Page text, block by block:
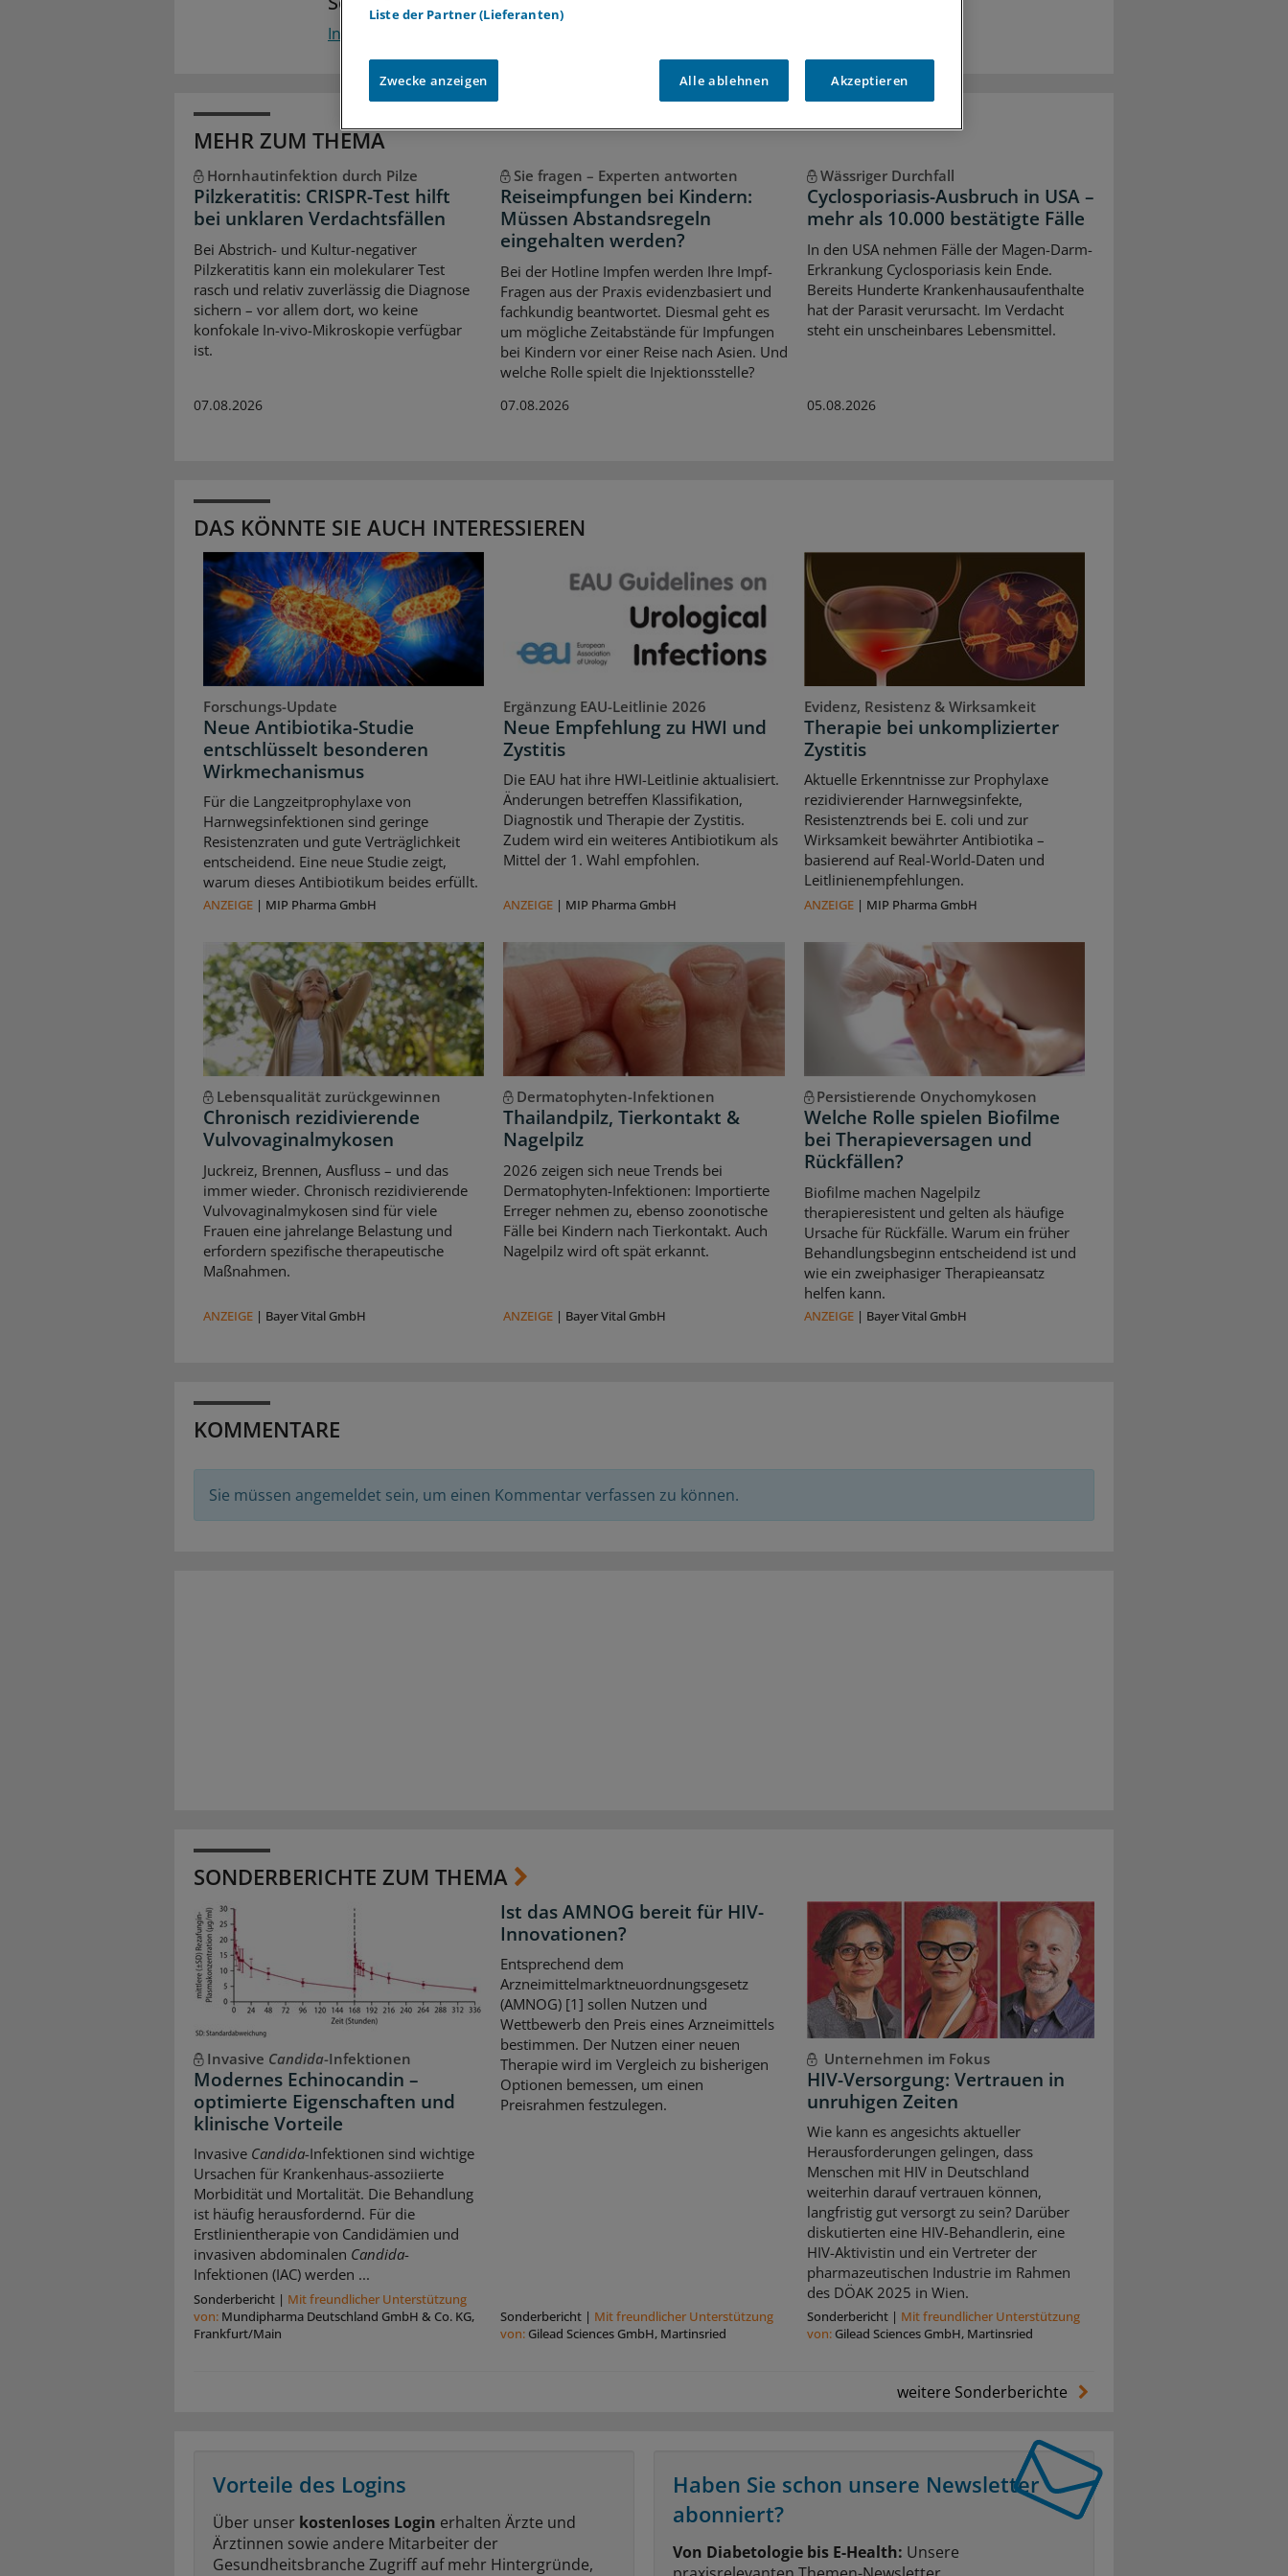
Infektionen
MEHR ZUM THEMA
Hornhautinfektion durch Pilze
Pilzkeratitis: CRISPR-Test hilft
bei unklaren Verdachtsfällen
Bei Abstrich- und Kultur-negativer
Pilzkeratitis kann ein molekularer Test
rasch und relativ zuverlässig die Diagnose
sichern – vor allem dort, wo keine
konfokale In-vivo-Mikroskopie verfügbar
ist.
07.08.2026
Sie fragen – Experten antworten
Reiseimpfungen bei Kindern:
Müssen Abstandsregeln
eingehalten werden?
Bei der Hotline Impfen werden Ihre Impf-
Fragen aus der Praxis evidenzbasiert und
fachkundig beantwortet. Diesmal geht es
um mögliche Zeitabstände für Impfungen
bei Kindern vor einer Reise nach Asien. Und
welche Rolle spielt die Injektionsstelle?
07.08.2026
Wässriger Durchfall
Cyclosporiasis-Ausbruch in USA –
mehr als 10.000 bestätigte Fälle
In den USA nehmen Fälle der Magen-Darm-
Erkrankung Cyclosporiasis kein Ende.
Bereits Hunderte Krankenhausaufenthalte
hat der Parasit verursacht. Im Verdacht
steht ein unscheinbares Lebensmittel.
05.08.2026
DAS KÖNNTE SIE AUCH INTERESSIEREN
Forschungs-Update
Neue Antibiotika-Studie
entschlüsselt besonderen
Wirkmechanismus
Für die Langzeitprophylaxe von
Harnwegsinfektionen sind geringe
Resistenzraten und gute Verträglichkeit
entscheidend. Eine neue Studie zeigt,
warum dieses Antibiotikum beides erfüllt.
ANZEIGE | MIP Pharma GmbH
Ergänzung EAU-Leitlinie 2026
Neue Empfehlung zu HWI und
Zystitis
Die EAU hat ihre HWI-Leitlinie aktualisiert.
Änderungen betreffen Klassifikation,
Diagnostik und Therapie der Zystitis.
Zudem wird ein weiteres Antibiotikum als
Mittel der 1. Wahl empfohlen.
ANZEIGE | MIP Pharma GmbH
Evidenz, Resistenz & Wirksamkeit
Therapie bei unkomplizierter
Zystitis
Aktuelle Erkenntnisse zur Prophylaxe
rezidivierender Harnwegsinfekte,
Resistenztrends bei E. coli und zur
Wirksamkeit bewährter Antibiotika –
basierend auf Real-World-Daten und
Leitlinienempfehlungen.
ANZEIGE| MIP Pharma GmbH
Lebensqualität zurückgewinnen
Chronisch rezidivierende
Vulvovaginalmykosen
Juckreiz, Brennen, Ausfluss – und das
immer wieder. Chronisch rezidivierende
Vulvovaginalmykosen sind für viele
Frauen eine jahrelange Belastung und
erfordern spezifische therapeutische
Maßnahmen.
ANZEIGE | Bayer Vital GmbH
Dermatophyten-Infektionen
Thailandpilz, Tierkontakt &
Nagelpilz
2026 zeigen sich neue Trends bei
Dermatophyten-Infektionen: Importierte
Erreger nehmen zu, ebenso zoonotische
Fälle bei Kindern nach Tierkontakt. Auch
Nagelpilz wird oft spät erkannt.
ANZEIGE | Bayer Vital GmbH
Persistierende Onychomykosen
Welche Rolle spielen Biofilme
bei Therapieversagen und
Rückfällen?
Biofilme machen Nagelpilz
therapieresistent und gelten als häufige
Ursache für Rückfälle. Warum ein früher
Behandlungsbeginn entscheidend ist und
wie ein zweiphasiger Therapieansatz
helfen kann.
ANZEIGE| Bayer Vital GmbH
KOMMENTARE
Sie müssen angemeldet sein, um einen Kommentar verfassen zu können.
SONDERBERICHTE ZUM THEMA
Invasive Candida-Infektionen
Modernes Echinocandin –
optimierte Eigenschaften und
klinische Vorteile
Invasive Candida-Infektionen sind wichtige
Ursachen für Krankenhaus-assoziierte
Morbidität und Mortalität. Die Behandlung
ist häufig herausfordernd. Für die
Erstlinientherapie von Candidämien und
invasiven abdominalen Candida-
Infektionen (IAC) werden ...
Sonderbericht | Mit freundlicher Unterstützung
von: Mundipharma Deutschland GmbH & Co. KG,
Frankfurt/Main
Ist das AMNOG bereit für HIV-
Innovationen?
Entsprechend dem
Arzneimittelmarktneuordnungsgesetz
(AMNOG) [1] sollen Nutzen und
Wettbewerb den Preis eines Arzneimittels
bestimmen. Der Nutzen einer neuen
Therapie wird im Vergleich zu bisherigen
Optionen bemessen, um einen
Preisrahmen festzulegen.
Sonderbericht| Mit freundlicher Unterstützung
von: Gilead Sciences GmbH, Martinsried
Unternehmen im Fokus
HIV-Versorgung: Vertrauen in
unruhigen Zeiten
Wie kann es angesichts aktueller
Herausforderungen gelingen, dass
Menschen mit HIV in Deutschland
weiterhin darauf vertrauen können,
langfristig gut versorgt zu sein? Darüber
diskutierten eine HIV-Behandlerin, eine
HIV-Aktivistin und ein Vertreter der
pharmazeutischen Industrie im Rahmen
des DÖAK 2025 in Wien.
Sonderbericht| Mit freundlicher Unterstützung
von: Gilead Sciences GmbH, Martinsried
weitere Sonderberichte
Vorteile des Logins
Über unser kostenloses Login erhalten Ärzte und
Ärztinnen sowie andere Mitarbeiter der
Gesundheitsbranche Zugriff auf mehr Hintergründe,
Haben Sie schon unsere Newsletter
abonniert?
Von Diabetologie bis E-Health: Unsere
Liste der Partner (Lieferanten)
Zwecke anzeigen Alle ablehnen Akzeptieren